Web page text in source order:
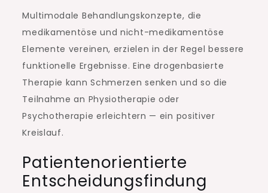
Multimodale Behandlungskonzepte, die
medikamentöse und nicht-medikamentöse
Elemente vereinen, erzielen in der Regel bessere
funktionelle Ergebnisse. Eine drogenbasierte
Therapie kann Schmerzen senken und so die
Teilnahme an Physiotherapie oder
Psychotherapie erleichtern — ein positiver
Kreislauf.
Patientenorientierte
Entscheidungsfindung